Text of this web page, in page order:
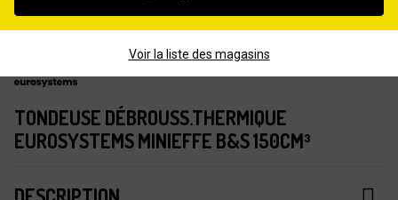
TONDEUSE DÉBROUSS.THERMIQUE
EUROSYSTEMS MINIEFFE B&S 150CM³
Voir la liste des magasins